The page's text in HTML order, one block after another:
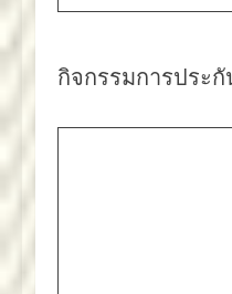
กิจกรรมการประ